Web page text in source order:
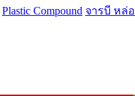
Plastic Compound จารบี หล่